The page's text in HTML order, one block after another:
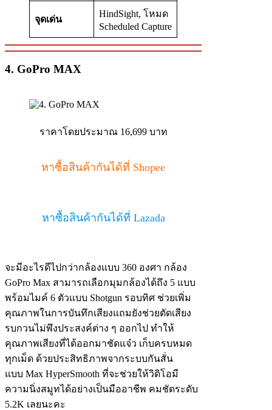
จุดเด่น
HindSight, โหมด
Scheduled Capture
4. GoPro MAX
ราคาโดยประมาณ 16,699 บาท
หาซื้อสินค้ากันได้ที่ Shopee
หาซื้อสินค้ากันได้ที่ Lazada
จะมีอะไรดีไปกว่ากล้องแบบ 360 องศา กล้อง
GoPro Max สามารถเลือกมุมกล้องได้ถึง 5 แบบ
พร้อมไมค์ 6 ตัวแบบ Shotgun รอบทิศ ช่วยเพิ่ม
คุณภาพในการบันทึกเสียงแถมยังช่วยตัดเสียง
รบกวนไม่พึงประสงค์ต่าง ๆ ออกไป ทำให้
คุณภาพเสียงที่ได้ออกมาชัดแจ๋ว เก็บครบหมด
ทุกเม็ด ด้วยประสิทธิภาพจากระบบกันสั่น
แบบ Max HyperSmooth ที่จะช่วยให้วิดิโอมี
ความนิ่งสมูทได้อย่างเป็นมืออาชีพ คมชัดระดับ
5.2K เลยนะคะ